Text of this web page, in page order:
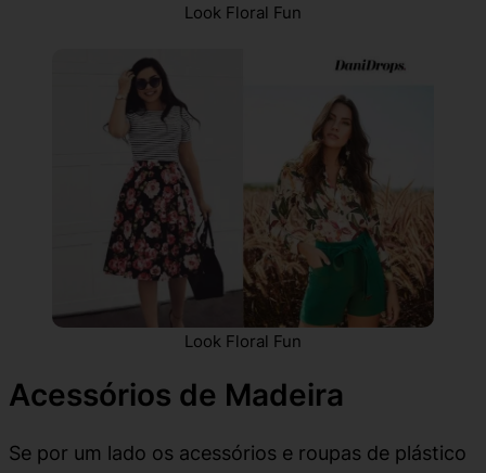
Look Floral Fun
Look Floral Fun
Acessórios de Madeira
Se por um lado os acessórios e roupas de plástico